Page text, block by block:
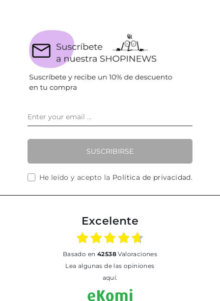
SUSCRIBIRSE
He leído y acepto la Política de privacidad.
Excelente
basado en 42538Valoraciones
Lea algunas de las opiniones
aquí.